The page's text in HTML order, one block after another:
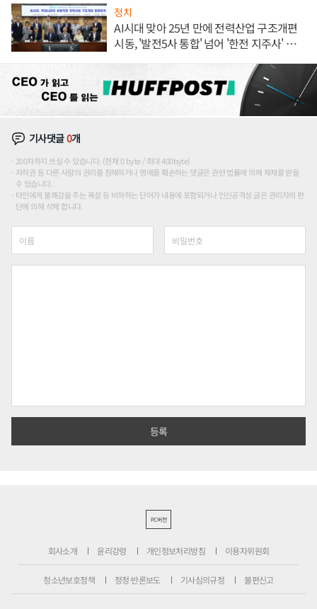
정치
AI시대 맞아 25년 만에 전력산업 구조개편
시동, '발전5사 통합' 넘어 '한전 지주사' 재편
기사댓글0개
200자까지 쓰실 수 있습니다. (현재 0 byte / 최대 400byte)
저작권 등 다른 사람의 권리를 침해하거나 명예를 훼손하는 댓글은 관련 법률에 의해 제재를 받을
수 있습니다.
타인에게 불쾌감을 주는 욕설 등 비하하는 단어가 내용에 포함되거나 인신공격성 글은 관리자의 판
단에 의해 삭제 합니다.
PC버전
회사소개 윤리강령 개인정보처리방침 이용자위원회
청소년보호정책 정정·반론보도 기사심의규정 불편신고